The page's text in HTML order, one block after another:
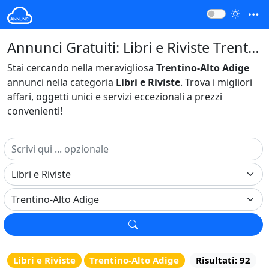
Annunci Gratuiti: Libri e Riviste Trentino-Alto Adige Italia
Stai cercando nella meravigliosa Trentino-Alto Adige
annunci nella categoria Libri e Riviste. Trova i migliori
affari, oggetti unici e servizi eccezionali a prezzi
convenienti!
Libri e Riviste Trentino-Alto Adige
Risultati: 92